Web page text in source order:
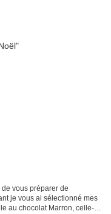
vous préparer de
je vous ai sélectionné mes
au chocolat Marron, celle-ci